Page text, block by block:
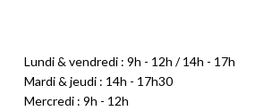
Lundi & vendredi : 9h - 12h / 14h - 17h
Mardi & jeudi : 14h - 17h30
Mercredi : 9h - 12h